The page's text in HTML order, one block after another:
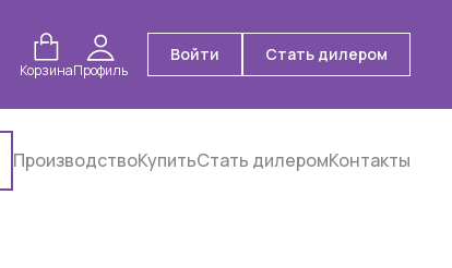
КорзинаПрофиль
Войти Стать дилером
ПроизводствоКупитьСтать дилеромКонтакты